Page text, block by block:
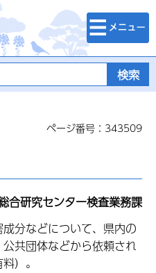
検索・メニュ
ー
ページ番号：343509
合研究センター検査業務課
分などについて、県内の
共団体などから依頼され
）。